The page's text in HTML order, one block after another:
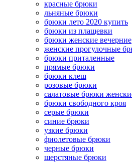
красные брюки
льняные брюки
брюки лето 2020 купить
брюки из плащевки
брюки женские вечерние
женские прогулочные
брюки приталенные
прямые брюки
брюки клеш
розовые брюки
салатовые брюки
брюки свободного кроя
серые брюки
синие брюки
узкие брюки
фиолетовые брюки
черные брюки
шерстяные брюки